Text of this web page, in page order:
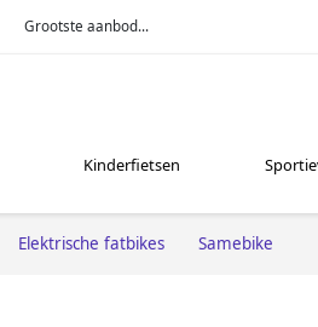
Grootste aanbod...
Kinderfietsen
Elektrische fatbikes Samebike